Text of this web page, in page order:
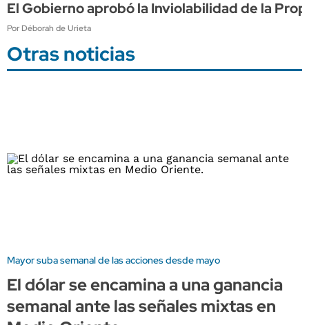
El Gobierno aprobó la Inviolabilidad de la
Por Déborah de Urieta
Otras noticias
Mayor suba semanal de las acciones desde mayo
El dólar se encamina a una ganancia
semanal ante las señales mixtas en